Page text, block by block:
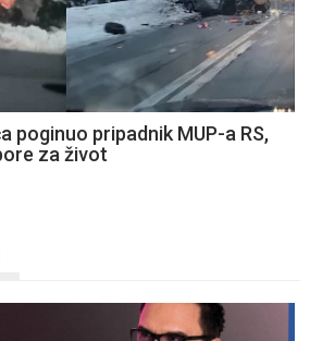
poginuo pripadnik MUP-a RS,
za život